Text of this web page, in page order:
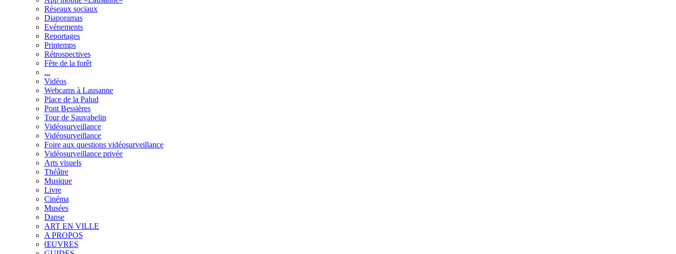
Réseaux sociaux
Diaporamas
Evénements
Reportages
Printemps
Rétrospectives
Fête de la forêt
...
Vidéos
Webcams à Lausanne
Place de la Palud
Pont Bessières
Tour de Sauvabelin
Vidéosurveillance
Vidéosurveillance
Foire aux questions vidéosurveillance
Vidéosurveillance privée
Arts visuels
Théâtre
Musique
Livre
Cinéma
Musées
Danse
ART EN VILLE
A PROPOS
ŒUVRES